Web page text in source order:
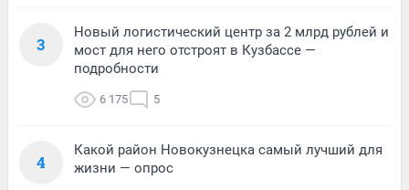
3
Новый логистический центр за 2 млрд рублей и
мост для него отстроят в Кузбассе —
подробности
6 175 5
4
Какой район Новокузнецка самый лучший для
жизни — опрос